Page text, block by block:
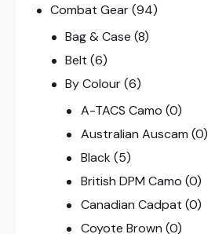
Combat Gear(94)
Bag & Case (8)
Belt (6)
By Colour (6)
A-TACS Camo (0)
Australian Auscam (0)
Black (5)
British DPM Camo (0)
Canadian Cadpat (0)
Coyote Brown (0)